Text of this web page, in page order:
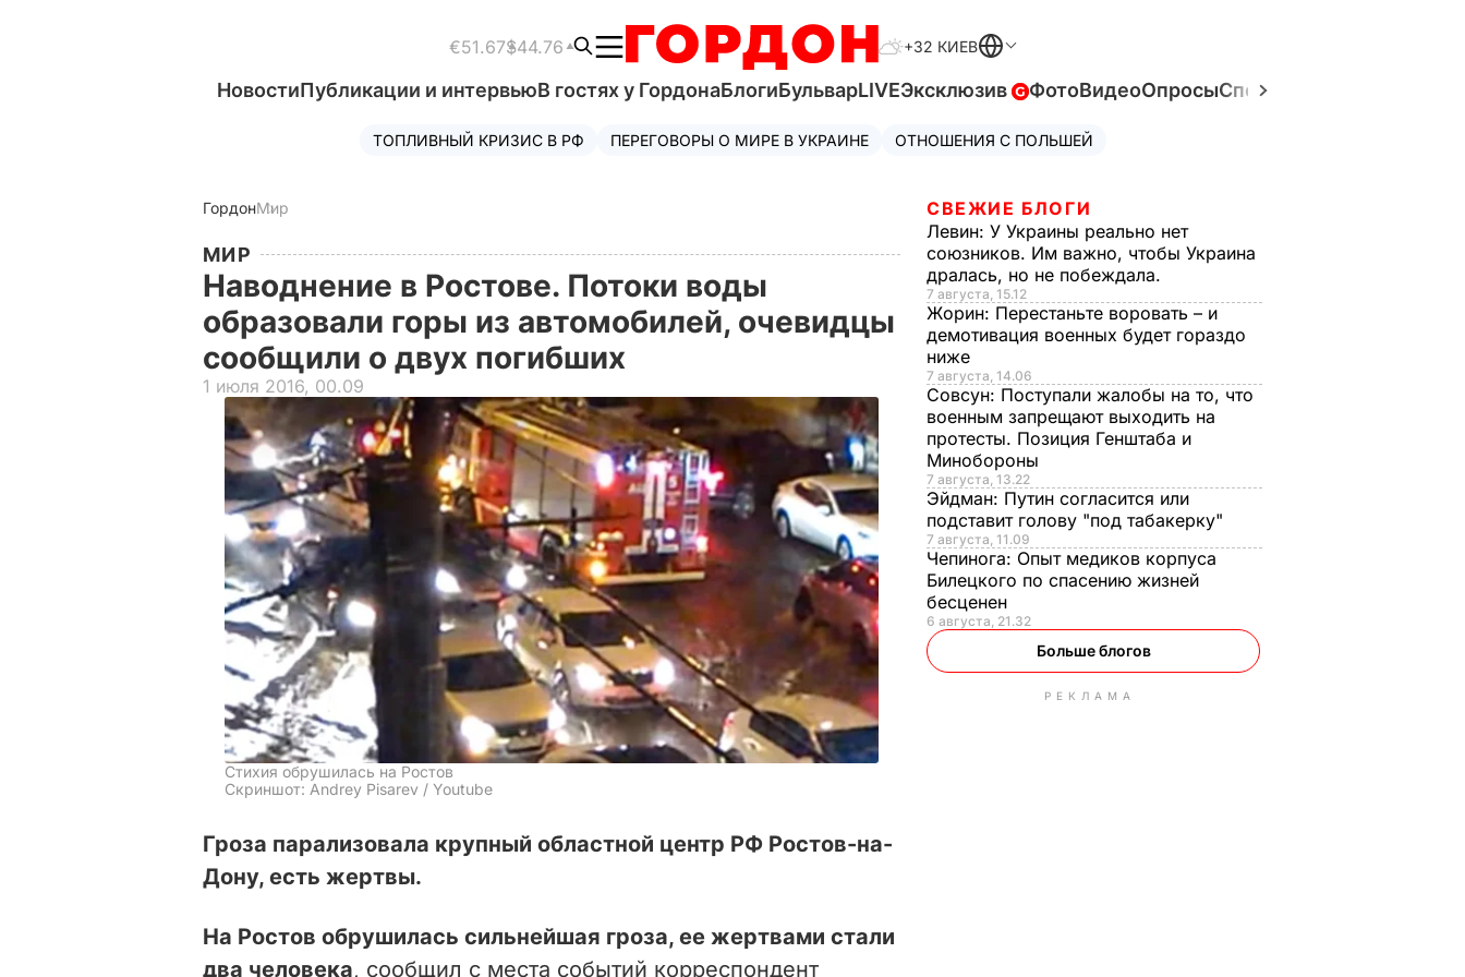
€51.67$44.76 +32 КИЕВ
НовостиПубликации и интервьюВ гостях у ГордонаБлогиБульварLIVEЭксклюзив ФотоВидеоОпросыСпецпроекты
ТОПЛИВНЫЙ КРИЗИС В РФ ПЕРЕГОВОРЫ О МИРЕ В УКРАИНЕ ОТНОШЕНИЯ С ПОЛЬШЕЙ
ГордонМир
МИР
Наводнение в Ростове. Потоки воды
образовали горы из автомобилей, очевидцы
сообщили о двух погибших
1 июля 2016, 00.09
Стихия обрушилась на Ростов
Скриншот: Andrey Pisarev / Youtube
Гроза парализовала крупный областной центр РФ Ростов-на-
Дону, есть жертвы.
На Ростов обрушилась сильнейшая гроза, ее жертвами стали
два человека, сообщил с места событий корреспондент
СВЕЖИЕ БЛОГИ
Левин: У Украины реально нет
союзников. Им важно, чтобы Украина
дралась, но не побеждала.
7 августа, 15.12
Жорин: Перестаньте воровать – и
демотивация военных будет гораздо
ниже
7 августа, 14.06
Совсун: Поступали жалобы на то, что
военным запрещают выходить на
протесты. Позиция Генштаба и
Минобороны
7 августа, 13.22
Эйдман: Путин согласится или
подставит голову "под табакерку"
7 августа, 11.09
Чепинога: Опыт медиков корпуса
Билецкого по спасению жизней
бесценен
6 августа, 21.32
Больше блогов
РЕКЛАМА